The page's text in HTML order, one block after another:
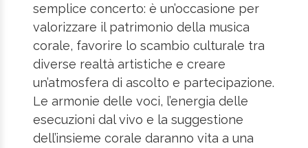
semplice concerto: è un’occasione per
valorizzare il patrimonio della musica
corale, favorire lo scambio culturale tra
diverse realtà artistiche e creare
un’atmosfera di ascolto e partecipazione.
Le armonie delle voci, l’energia delle
esecuzioni dal vivo e la suggestione
dell’insieme corale daranno vita a una